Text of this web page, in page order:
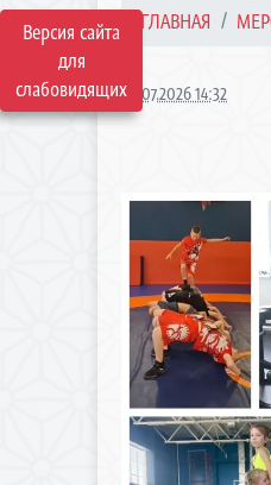
Версия сайта
для
слабовидящих
ГЛАВНАЯ
04.07.2026 14:32